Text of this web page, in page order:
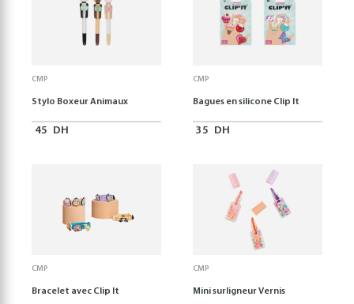
CMP
Stylo Boxeur Animaux
45 DH
CMP
Bagues en silicone Clip It
35 DH
CMP
Bracelet avec Clip It
CMP
Mini surligneur Vernis